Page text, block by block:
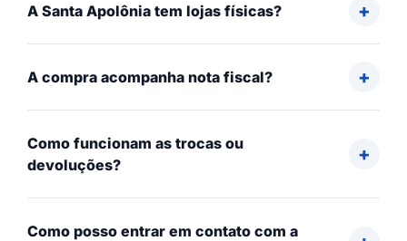
A Santa Apolônia tem lojas físicas?
A compra acompanha nota fiscal?
Como funcionam as trocas ou
devoluções?
Como posso entrar em contato com a